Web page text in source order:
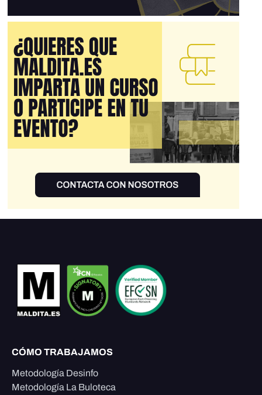
CÓMO TRABAJAMOS
Metodología Desinfo
Metodología La Buloteca